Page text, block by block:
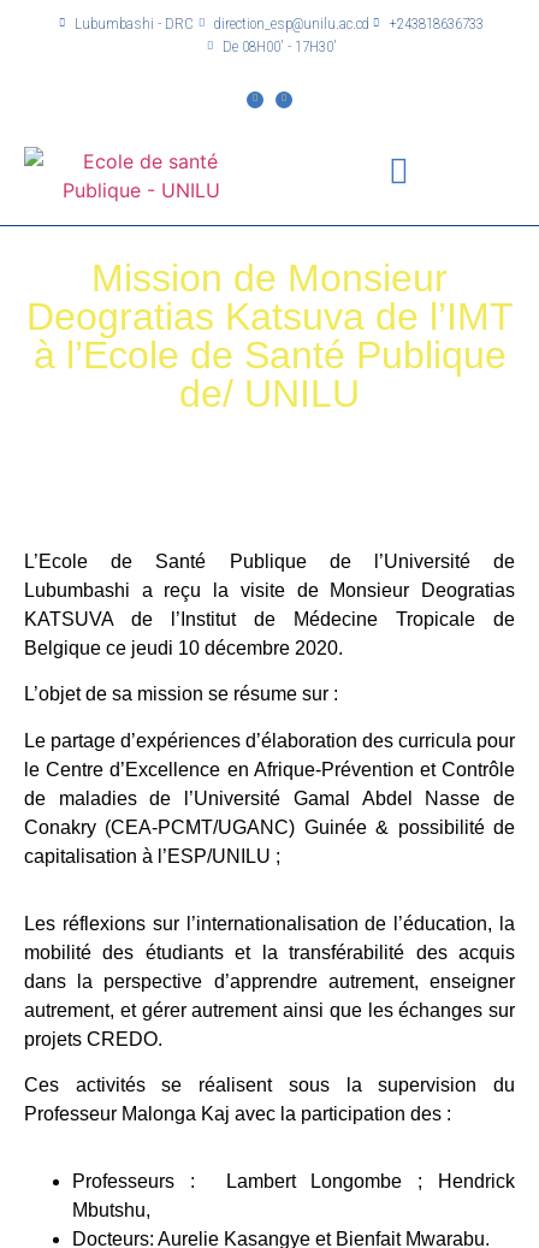
Lubumbashi - DRC direction_esp@unilu.ac.cd
+243818636733
De 08H00' - 17H30'
Mission de Monsieur
Deogratias Katsuva de l’IMT
à l’Ecole de Santé Publique
de/ UNILU
L’Ecole de Santé Publique de l’Université de
Lubumbashi a reçu la visite de Monsieur Deogratias
KATSUVA de l’Institut de Médecine Tropicale de
Belgique ce jeudi 10 décembre 2020.
L’objet de sa mission se résume sur :
Le partage d’expériences d’élaboration des curricula pour
le Centre d’Excellence en Afrique-Prévention et Contrôle
de maladies de l’Université Gamal Abdel Nasse de
Conakry (CEA-PCMT/UGANC) Guinée & possibilité de
capitalisation à l’ESP/UNILU ;
Les réflexions sur l’internationalisation de l’éducation, la
mobilité des étudiants et la transférabilité des acquis
dans la perspective d’apprendre autrement, enseigner
autrement, et gérer autrement ainsi que les échanges sur
projets CREDO.
Ces activités se réalisent sous la supervision du
Professeur Malonga Kaj avec la participation des :
Professeurs : Lambert Longombe ; Hendrick
Mbutshu,
Docteurs: Aurelie Kasangye et Bienfait Mwarabu.